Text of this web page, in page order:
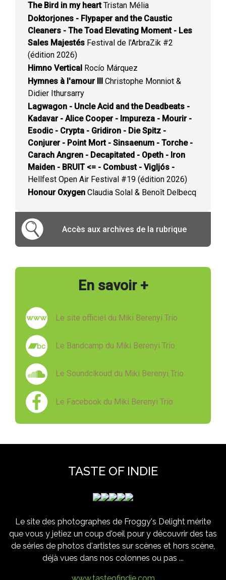
The Bird in my heartTristan Mélia
Doktorjones - Flypaper and the Caustic
Cleaners - The Toad Elevating Moment - Les
Sales Majestés Festival de l'ArbraZik #2
(édition 2026)
Himno Vertical Rocío Márquez
Hymnes à l'amour III Christophe Monniot &
Didier Ithursarry
Lagwagon - Uncle Acid and the Deadbeats -
Kadavar - Alice Cooper - Impureza - Mourir -
Esodic - Crypta - Gridiron - Die Spitz -
Conjurer - Point Mort - Sinsaenum - Torche -
Carach Angren - Decapitated - Opeth - Iron
Maiden - BRUIT <= - Combust - Vigljós -
Hellfest Open Air Festival #19 (édition 2026)
Honour Oxygen Claudia Solal & Benoît Delbecq
Accès aux archives de la rubrique
En savoir +
Le site officiel du Miki Berenyi Trio
Le Bandcamp du Miki Berenyi Trio
Le Soundclkoud du Miki Berenyi Trio
Le Facebook du Miki Berenyi Trio
TASTE OF INDIE
Le site des photographes de Froggy's Delight mérite
que vous y jetiez un coup d'oeil pour y découvrir des tas
de séries de photos d'artistes sur scènes et hors scène,
déjà vues dans nos colonnes ou pas ...
www.tasteofindie.com